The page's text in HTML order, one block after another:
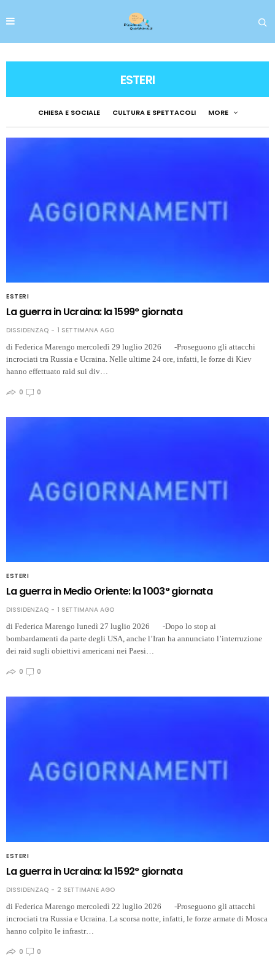
ESTERI
CHIESA E SOCIALE CULTURA E SPETTACOLI MORE
ESTERI
La guerra in Ucraina: la 1599° giornata
DISSIDENZAQ
1 SETTIMANA AGO
di Federica Marengo mercoledì 29 luglio 2026 -Proseguono gli attacchi
incrociati tra Russia e Ucraina. Nelle ultime 24 ore, infatti, le forze di Kiev
hanno effettuato raid sui div…
0 0
ESTERI
La guerra in Medio Oriente: la 1003° giornata
DISSIDENZAQ
1 SETTIMANA AGO
di Federica Marengo lunedì 27 luglio 2026 -Dopo lo stop ai
bombardamenti da parte degli USA, anche l’Iran ha annunciato l’interruzione
dei raid sugli obiettivi americani nei Paesi…
0 0
ESTERI
La guerra in Ucraina: la 1592° giornata
DISSIDENZAQ
2 SETTIMANE AGO
di Federica Marengo mercoledì 22 luglio 2026 -Proseguono gli attacchi
incrociati tra Russia e Ucraina. La scorsa notte, infatti, le forze armate di Mosca
hanno colpito le infrastr…
0 0